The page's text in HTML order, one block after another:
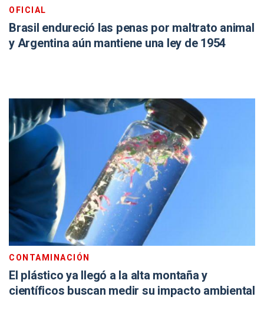
OFICIAL
Brasil endureció las penas por maltrato animal
y Argentina aún mantiene una ley de 1954
CONTAMINACIÓN
El plástico ya llegó a la alta montaña y
científicos buscan medir su impacto ambiental